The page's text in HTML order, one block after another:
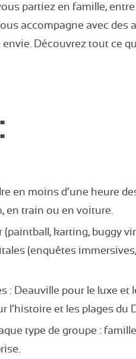
partiez en famille,
accompagne avec
Découvrez tout ce
en moins d’une heure
en train ou en voiture.
karting, buggy
(enquêtes
Deauville pour le luxe et
l’histoire et les plages du
type de groupe :